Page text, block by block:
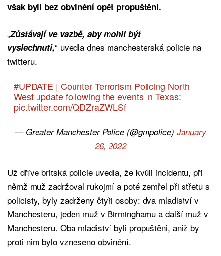
však byli bez obvinění opět propuštěni.
„Zůstávají ve vazbě, aby mohli být
vyslechnuti,“ uvedla dnes manchesterská policie na
twitteru.
#UPDATE | Counter Terrorism Policing North
West update following the events in Texas:
pic.twitter.com/QDZraZWLSf
— Greater Manchester Police (@gmpolice) January
26, 2022
Už dříve britská policie uvedla, že kvůli incidentu, při
němž muž zadržoval rukojmí a poté zemřel při střetu s
policisty, byly zadrženy čtyři osoby: dva mladiství v
Manchesteru, jeden muž v Birminghamu a další muž v
Manchesteru. Oba mladiství byli propuštěni, aniž by
proti nim bylo vzneseno obvinění.